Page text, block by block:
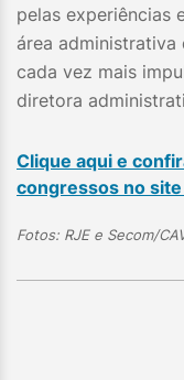
pelas experiências
área
cada vez mais
diretora
Clique aqui e
congressos no site
Fotos: RJE e Secom/